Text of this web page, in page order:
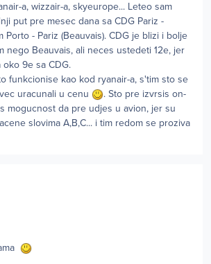
a, wizzair-a, skyeurope... Leteo sam
put pre mesec dana sa CDG Pariz -
Porto - Pariz (Beauvais). CDG je blizi i bolje
nego Beauvais, ali neces ustedeti 12e, jer
oko 9e sa CDG.
funkcionise kao kod ryanair-a, s'tim sto se
uracunali u cenu
. Sto pre izvrsis on-
mogucnost da pre udjes u avion, jer su
slovima A,B,C... i tim redom se proziva